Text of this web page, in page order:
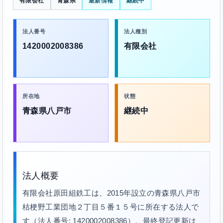
法人番号
1420002008386
法人種別
有限会社
所在地
青森県八戸市
状態
継続中
法人概要
有限会社原田組鉄工は、2015年設立の青森県八戸市
桔梗野工業団地２丁目５番１５号に所在する法人で
す（法人番号: 1420002008386）。最終登記更新は